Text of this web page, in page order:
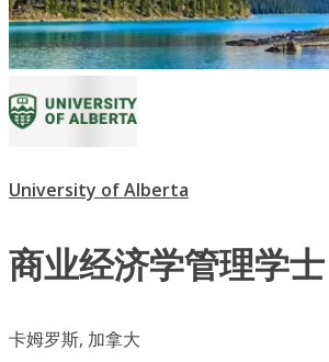
University of Alberta
商业经济学管理学士
卡姆罗斯, 加拿大